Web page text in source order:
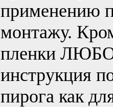
применению
монтажу.
пленки
инструкция
пирога как